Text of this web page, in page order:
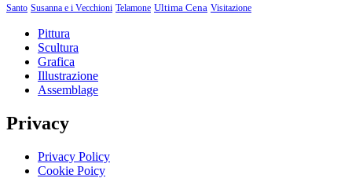
Santo Susanna e i Vecchioni Telamone Ultima Cena Visitazione
Pittura
Scultura
Grafica
Illustrazione
Assemblage
Privacy
Privacy Policy
Cookie Poicy